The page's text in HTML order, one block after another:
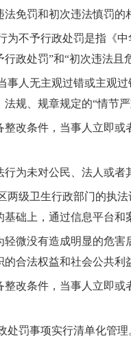
免罚和初次违法慎罚
为不予行政处罚是指《
政处罚”和“初次违法
事人无主观过错或主观
规、规章规定的“情节
整改条件，当事人立即
为未对公民、法人或
两级卫生行政部门的执
础上，通过信息平台
微没有造成明显的危
合法权益和社会公共
整改条件，当事人立即
处罚事项实行清单化管